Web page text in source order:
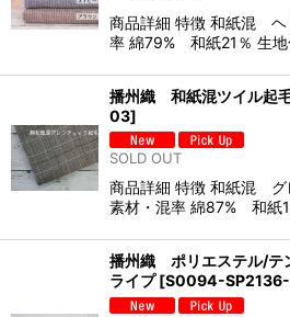
商品詳細 特徴 和紙混 ヘ
率 綿79% 和紙21％ 生
播州織 和紙混ツイル起
03]
SOLD OUT
商品詳細 特徴 和紙混 グ
素材・混率 綿87% 和紙
播州織 ポリエステル/テ
ライプ [S0094-